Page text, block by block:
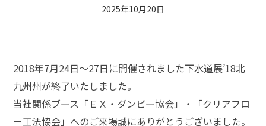
2025年10月20日
2018年7月24日～27日に開催されました下水道展’18北
九州州が終了いたしました。
当社関係ブース「ＥＸ・ダンビー協会」・「クリアフロ
ー工法協会」へのご来場誠にありがとうございました。